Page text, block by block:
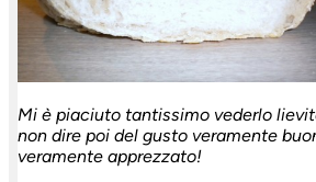
Mi è piaciuto tantissimo vederlo
non dire poi del gusto veramente
veramente apprezzato!